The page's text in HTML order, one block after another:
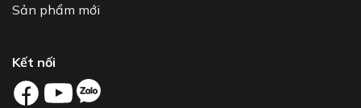
Sản phẩm mới
Kết nối